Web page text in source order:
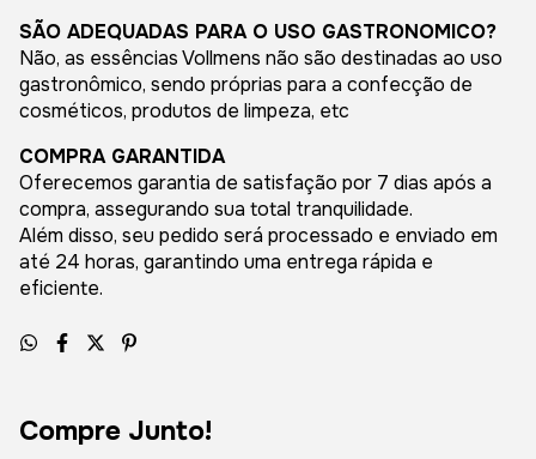
SÃO ADEQUADAS PARA O USO GASTRONOMICO?
Não, as essências Vollmens não são destinadas ao uso
gastronômico, sendo próprias para a confecção de
cosméticos, produtos de limpeza, etc
COMPRA GARANTIDA
Oferecemos garantia de satisfação por 7 dias após a
compra, assegurando sua total tranquilidade.
Além disso, seu pedido será processado e enviado em
até 24 horas, garantindo uma entrega rápida e
eficiente.
Compre Junto!